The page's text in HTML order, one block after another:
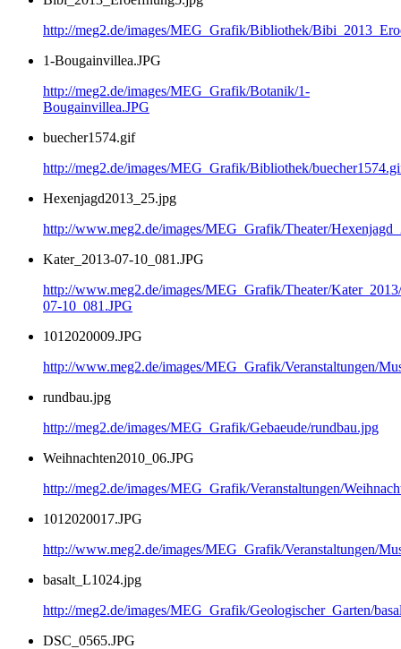
http://meg2.de/images/MEG_Grafik/Bibliothek/
1-Bougainvillea.JPG
http://meg2.de/images/MEG_Grafik/Botanik/1-
Bougainvillea.JPG
buecher1574.gif
http://meg2.de/images/MEG_Grafik/Bibliothek/
Hexenjagd2013_25.jpg
http://www.meg2.de/images/MEG_Grafik/Theater/
Kater_2013-07-10_081.JPG
http://www.meg2.de/images/MEG_Grafik/Theater/
07-10_081.JPG
1012020009.JPG
http://www.meg2.de/images/MEG_Grafik/Veranstaltungen/
rundbau.jpg
http://meg2.de/images/MEG_Grafik/Gebaeude/rundbau.jpg
Weihnachten2010_06.JPG
http://meg2.de/images/MEG_Grafik/Veranstaltungen/
1012020017.JPG
http://www.meg2.de/images/MEG_Grafik/Veranstaltungen/
basalt_L1024.jpg
http://meg2.de/images/MEG_Grafik/Geologischer_Garten/
DSC_0565.JPG